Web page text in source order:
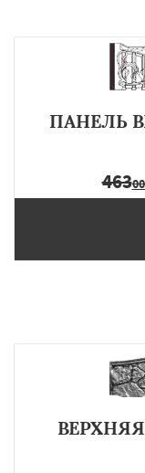
ПАНЕЛЬ
463